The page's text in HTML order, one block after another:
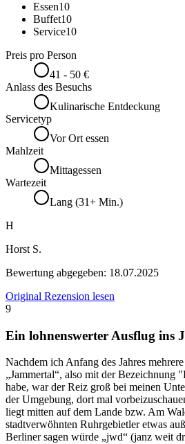
Essen10
Buffet10
Service10
Preis pro Person
41 - 50 €
Anlass des Besuchs
Kulinarische Entdeckung
Servicetyp
Vor Ort essen
Mahlzeit
Mittagessen
Wartezeit
Lang (31+ Min.)
H
Horst S.
Bewertung abgegeben: 18.07.2025
Original Rezension lesen
9
Ein lohnenswerter Ausflug ins
Nachdem ich Anfang des Jahres
„Jammertal“, also mit der Bezeichnung
habe, war der Reiz groß bei meinen
der Umgebung, dort mal
liegt mitten auf dem Lande bzw. Am
stadtverwöhnten Ruhrgebietler etwas
Berliner sagen würde „jwd“ (janz weit